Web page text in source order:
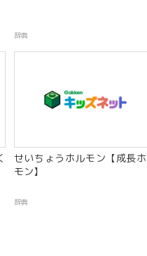
辞典
せいちょうホルモン【成長
モン】
辞典